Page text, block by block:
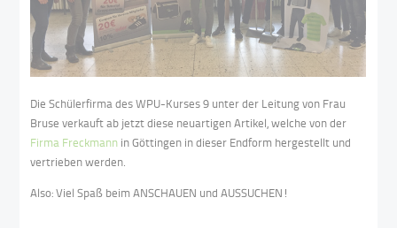
Die Schülerfirma des WPU-Kurses 9 unter der Leitung von Frau
Bruse verkauft ab jetzt diese neuartigen Artikel, welche von der
Firma Freckmann in Göttingen in dieser Endform hergestellt und
vertrieben werden.
Also: Viel Spaß beim ANSCHAUEN und AUSSUCHEN!